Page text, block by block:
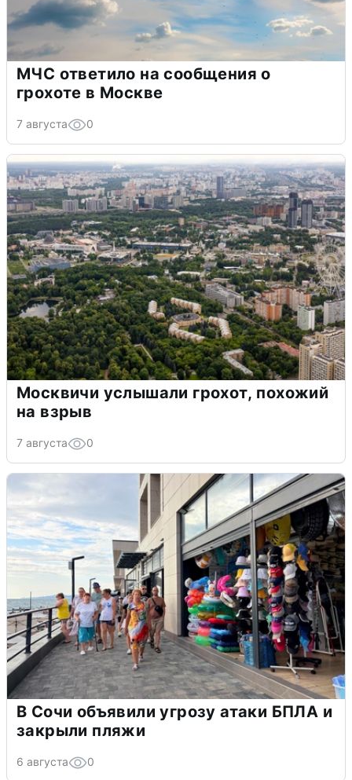
МЧС ответило на сообщения о
грохоте в Москве
7 августа 0
Москвичи услышали грохот, похожий
на взрыв
7 августа 0
В Сочи объявили угрозу атаки БПЛА и
закрыли пляжи
6 августа 0